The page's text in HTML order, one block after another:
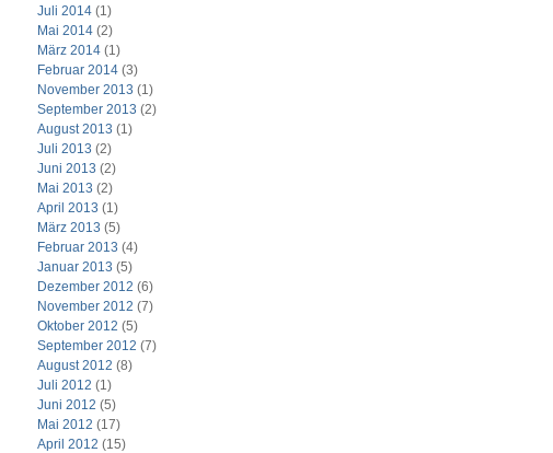
Juli 2014(1)
Mai 2014(2)
März 2014(1)
Februar 2014(3)
November 2013 (1)
September 2013 (2)
August 2013 (1)
Juli 2013 (2)
Juni 2013 (2)
Mai 2013 (2)
April 2013 (1)
März 2013 (5)
Februar 2013 (4)
Januar 2013 (5)
Dezember 2012 (6)
November 2012 (7)
Oktober 2012 (5)
September 2012 (7)
August 2012 (8)
Juli 2012 (1)
Juni 2012 (5)
Mai 2012 (17)
April 2012 (15)